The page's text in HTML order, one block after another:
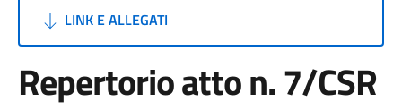
LINK E ALLEGATI
Repertorio atto n. 7/CSR